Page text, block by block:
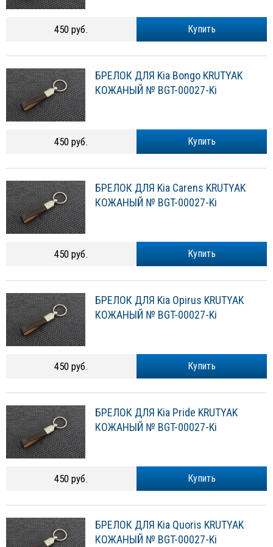
Купить
450 руб.
БРЕЛОК ДЛЯ Kia Bongo KRUTYAK
КОЖАНЫЙ № BGT-00027-Ki
Купить
450 руб.
БРЕЛОК ДЛЯ Kia Carens KRUTYAK
КОЖАНЫЙ № BGT-00027-Ki
Купить
450 руб.
БРЕЛОК ДЛЯ Kia Opirus KRUTYAK
КОЖАНЫЙ № BGT-00027-Ki
Купить
450 руб.
БРЕЛОК ДЛЯ Kia Pride KRUTYAK
КОЖАНЫЙ № BGT-00027-Ki
Купить
450 руб.
БРЕЛОК ДЛЯ Kia Quoris KRUTYAK
КОЖАНЫЙ № BGT-00027-Ki